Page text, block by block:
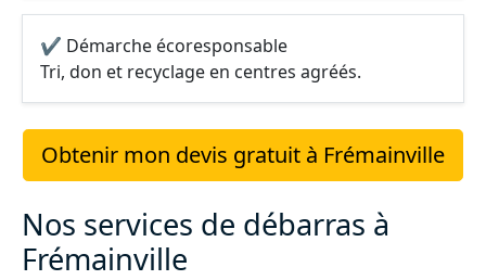
✔ Démarche écoresponsable
Tri, don et recyclage en centres agréés.
Obtenir mon devis gratuit à Frémainville
Nos services de débarras à
Frémainville